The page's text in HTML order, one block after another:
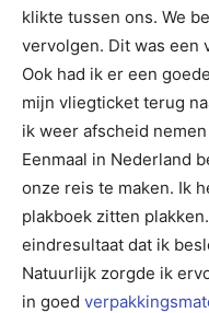
klikte tussen ons. We
vervolgen. Dit was een
Ook had ik er een
mijn vliegticket terug
ik weer afscheid
Eenmaal in Nederland
onze reis te maken. Ik
plakboek zitten
eindresultaat dat ik
Natuurlijk zorgde ik
in goed